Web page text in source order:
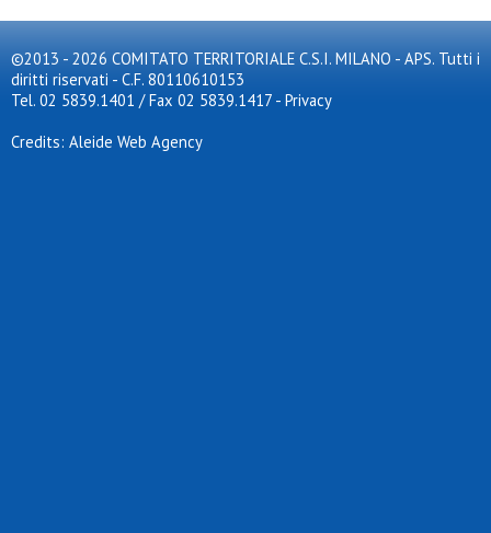
©2013 - 2026 COMITATO TERRITORIALE C.S.I. MILANO - APS. Tutti i
diritti riservati - C.F. 80110610153
Tel. 02 5839.1401 / Fax 02 5839.1417 - Privacy
Credits: Aleide Web Agency